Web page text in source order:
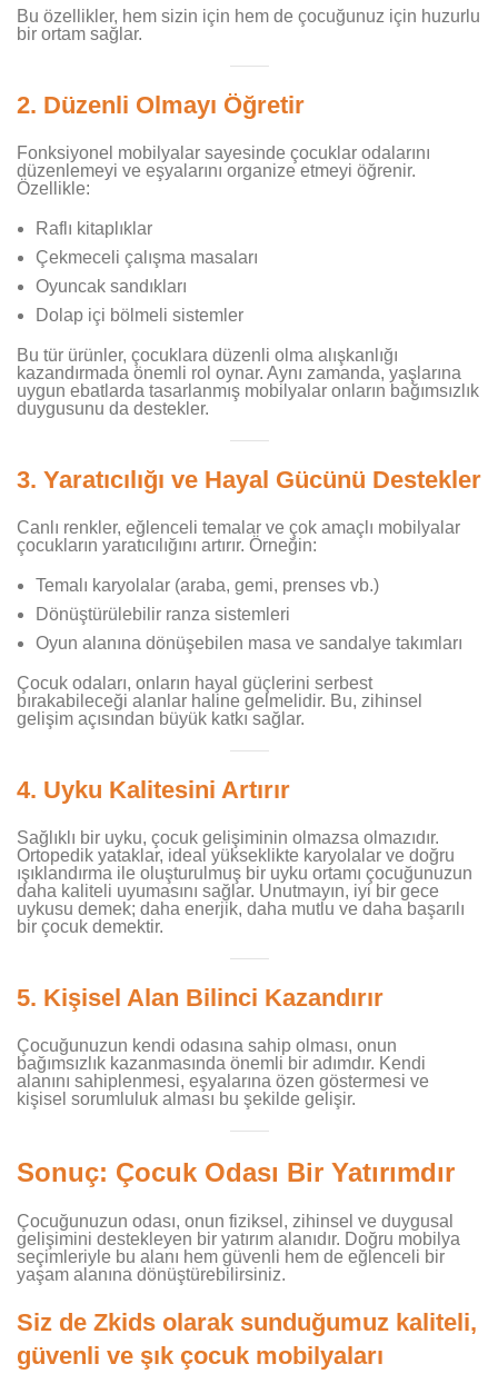
Bu özellikler, hem sizin için hem de çocuğunuz için huzurlu
bir ortam sağlar.
2. Düzenli Olmayı Öğretir
Fonksiyonel mobilyalar sayesinde çocuklar odalarını
düzenlemeyi ve eşyalarını organize etmeyi öğrenir.
Özellikle:
Raflı kitaplıklar
Çekmeceli çalışma masaları
Oyuncak sandıkları
Dolap içi bölmeli sistemler
Bu tür ürünler, çocuklara düzenli olma alışkanlığı
kazandırmada önemli rol oynar. Aynı zamanda, yaşlarına
uygun ebatlarda tasarlanmış mobilyalar onların bağımsızlık
duygusunu da destekler.
3. Yaratıcılığı ve Hayal Gücünü Destekler
Canlı renkler, eğlenceli temalar ve çok amaçlı mobilyalar
çocukların yaratıcılığını artırır. Örneğin:
Temalı karyolalar (araba, gemi, prenses vb.)
Dönüştürülebilir ranza sistemleri
Oyun alanına dönüşebilen masa ve sandalye takımları
Çocuk odaları, onların hayal güçlerini serbest
bırakabileceği alanlar haline gelmelidir. Bu, zihinsel
gelişim açısından büyük katkı sağlar.
4. Uyku Kalitesini Artırır
Sağlıklı bir uyku, çocuk gelişiminin olmazsa olmazıdır.
Ortopedik yataklar, ideal yükseklikte karyolalar ve doğru
ışıklandırma ile oluşturulmuş bir uyku ortamı çocuğunuzun
daha kaliteli uyumasını sağlar. Unutmayın, iyi bir gece
uykusu demek; daha enerjik, daha mutlu ve daha başarılı
bir çocuk demektir.
5. Kişisel Alan Bilinci Kazandırır
Çocuğunuzun kendi odasına sahip olması, onun
bağımsızlık kazanmasında önemli bir adımdır. Kendi
alanını sahiplenmesi, eşyalarına özen göstermesi ve
kişisel sorumluluk alması bu şekilde gelişir.
Sonuç: Çocuk Odası Bir Yatırımdır
Çocuğunuzun odası, onun fiziksel, zihinsel ve duygusal
gelişimini destekleyen bir yatırım alanıdır. Doğru mobilya
seçimleriyle bu alanı hem güvenli hem de eğlenceli bir
yaşam alanına dönüştürebilirsiniz.
Siz de Zkids olarak sunduğumuz kaliteli,
güvenli ve şık çocuk mobilyaları